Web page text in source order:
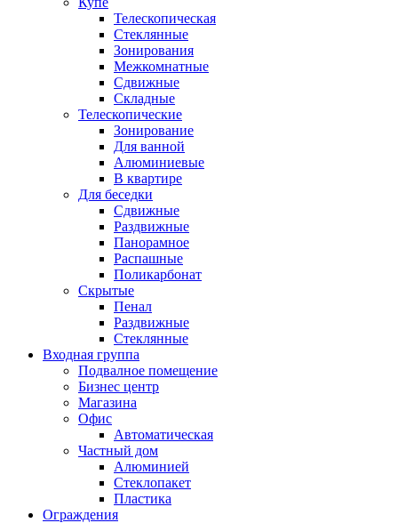
Телескопическая
Стеклянные
Зонирования
Межкомнатные
Сдвижные
Складные
Телескопические
Зонирование
Для ванной
Алюминиевые
В квартире
Для беседки
Сдвижные
Раздвижные
Панорамное
Распашные
Поликарбонат
Скрытые
Пенал
Раздвижные
Стеклянные
Входная группа
Подвалное помещение
Бизнес центр
Магазина
Офис
Автоматическая
Частный дом
Алюминией
Стеклопакет
Пластика
Ограждения